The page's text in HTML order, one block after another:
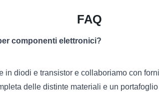
FAQ
componenti elettronici?
in diodi e transistor e collaboriamo con
delle distinte materiali e un